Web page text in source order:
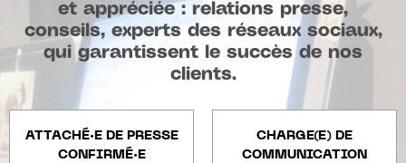
et appréciée : relations presse,
conseils, experts des réseaux sociaux,
qui garantissent le succès de nos
clients.
ATTACHÉ·E DE PRESSE
CONFIRMÉ·E
CHARGE(E) DE
COMMUNICATION